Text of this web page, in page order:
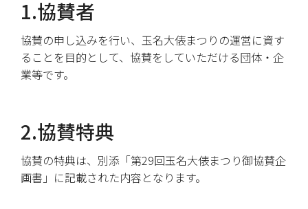
1.協賛者
協賛の申し込みを行い、玉名大俵まつりの運営に資す
ることを目的として、協賛をしていただける団体・企
業等です。
2.協賛特典
協賛の特典は、別添「第29回玉名大俵まつり御協賛企
画書」に記載された内容となります。